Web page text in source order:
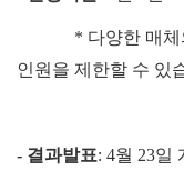
* 다양한 매체의
인원을 제한할 수 있
- 결과발표: 4월 23일